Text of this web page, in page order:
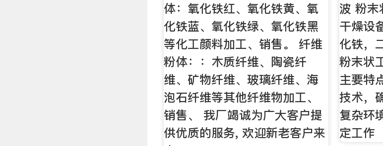
体：氧化铁红、氧化铁黄、氧
化铁蓝、氧化铁绿、氧化铁黑
等化工颜料加工、销售。 纤维
粉体：：木质纤维、陶瓷纤
维、矿物纤维、玻璃纤维、海
泡石纤维等其他纤维物加工、
销售、 我厂竭诚为广大客户提
供优质的服务, 欢迎新老客户来
波 粉末
干燥设
化铁，
粉末状
主要特
技术，
复杂环
定工作